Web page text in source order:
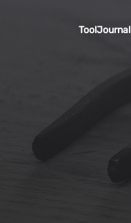
ToolJournal